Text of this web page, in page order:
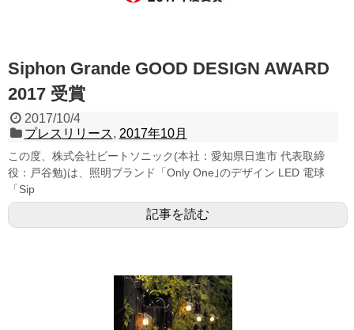
Siphon Grande GOOD DESIGN AWARD
2017 受賞
2017/10/4
プレスリリース, 2017年10月
この度、株式会社ビートソニック(本社：愛知県日進市 代表取締
役：戸谷勉)は、照明ブランド「Only One｣のデザイン LED 電球
「Sip
記事を読む